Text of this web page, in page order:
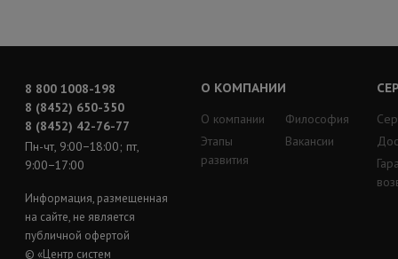
8 800 1008-198
8 (8452) 650-350
8 (8452) 42-76-77
Пн-чт, 9:00−18:00; пт,
9:00−17:00
Информация, размещенная
на сайте, не является
публичной офертой
© «Центр систем
О КОМПАНИИ
О компании
Этапы
развития
Философия
Вакансии